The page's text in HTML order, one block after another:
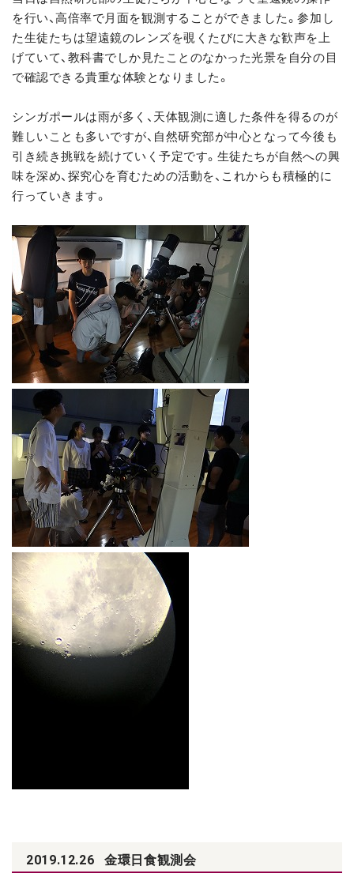
を行い、高倍率で月面を観測することができました。参加し
た生徒たちは望遠鏡のレンズを覗くたびに大きな歓声を上
げていて、教科書でしか見たことのなかった光景を自分の目
で確認できる貴重な体験となりました。
シンガポールは雨が多く、天体観測に適した条件を得るのが
難しいことも多いですが、自然研究部が中心となって今後も
引き続き挑戦を続けていく予定です。生徒たちが自然への興
味を深め、探究心を育むための活動を、これからも積極的に
行っていきます。
2019.12.26 金環日食観測会